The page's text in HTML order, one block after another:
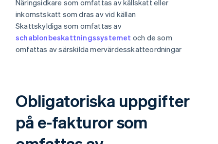
Näringsidkare som omfattas av källskatt eller
inkomstskatt som dras av vid källan
Skattskyldiga som omfattas av
schablonbeskattningssystemet och de som
omfattas av särskilda mervärdesskatteordningar
Obligatoriska uppgifter
på e-fakturor som